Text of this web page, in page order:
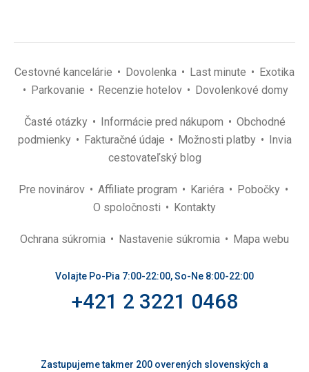
Cestovné kancelárie Dovolenka Last minute
Exotika
Parkovanie
Recenzie hotelov Dovolenkové domy
Časté otázky Informácie pred nákupom
Obchodné
podmienky
Fakturačné údaje Možnosti platby
Invia
cestovateľský blog
Pre novinárov Affiliate program Kariéra
Pobočky
O spoločnosti
Kontakty
Ochrana súkromia Nastavenie súkromia Mapa webu
Volajte Po-Pia 7:00-22:00, So-Ne 8:00-22:00
+421 2 3221 0468
Zastupujeme takmer 200 overených slovenských a